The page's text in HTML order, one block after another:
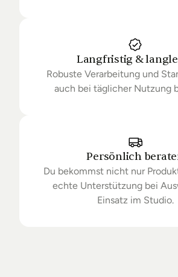
Langfristig &
Robuste Verarbeitung und
auch bei täglicher Nutzung
Persönlich
Du bekommst nicht nur
echte Unterstützung bei
Einsatz im Studio.